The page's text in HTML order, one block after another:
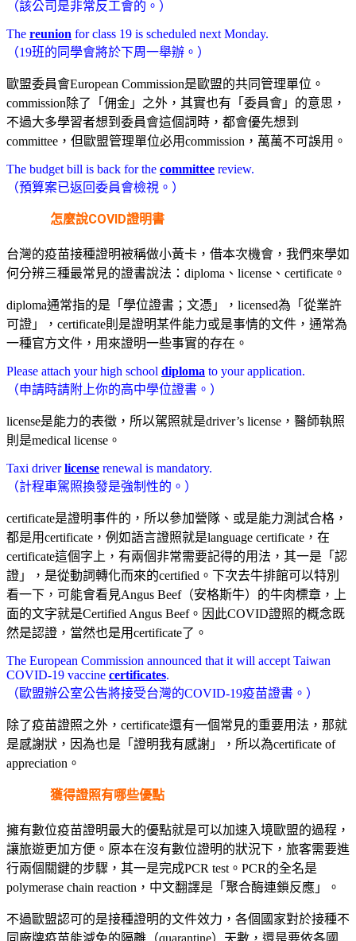
（該公司是非常反工會的。）
The reunion for class 19 is scheduled next Monday.
（19班的同學會將於下周一舉辦。）
歐盟委員會European Commission是歐盟的共同管理單位。
commission除了「佣金」之外，其實也有「委員會」的意思，
不過大多學習者想到委員會這個詞時，都會優先想到
committee，但歐盟管理單位必用commission，萬萬不可誤用。
The budget bill is back for the committee review.
（預算案已返回委員會檢視。）
怎麼說COVID證明書
台灣的疫苗接種證明被稱做小黃卡，借本次機會，我們來學如
何分辨三種最常見的證書說法：diploma、license、certificate。
diploma通常指的是「學位證書；文憑」，licensed為「從業許
可證」，certificate則是證明某件能力或是事情的文件，通常為
一種官方文件，用來證明一些事實的存在。
Please attach your high school diploma to your application.
（申請時請附上你的高中學位證書。）
license是能力的表徵，所以駕照就是driver’s license，醫師執照
則是medical license。
Taxi driverlicense renewal is mandatory.
（計程車駕照換發是強制性的。）
certificate是證明事件的，所以參加營隊、或是能力測試合格，
都是用certificate，例如語言證照就是language certificate，在
certificate這個字上，有兩個非常需要記得的用法，其一是「認
證」，是從動詞轉化而來的certified。下次去牛排館可以特別
看一下，可能會看見Angus Beef（安格斯牛）的牛肉標章，上
面的文字就是Certified Angus Beef。因此COVID證照的概念既
然是認證，當然也是用certificate了。
The European Commission announced that it will accept Taiwan
COVID-19 vaccine certificates.
（歐盟辦公室公告將接受台灣的COVID-19疫苗證書。）
除了疫苗證照之外，certificate還有一個常見的重要用法，那就
是感謝狀，因為也是「證明我有感謝」，所以為certificate of
appreciation。
獲得證照有哪些優點
擁有數位疫苗證明最大的優點就是可以加速入境歐盟的過程，
讓旅遊更加方便。原本在沒有數位證明的狀況下，旅客需要進
行兩個關鍵的步驟，其一是完成PCR test。PCR的全名是
polymerase chain reaction，中文翻譯是「聚合酶連鎖反應」。
不過歐盟認可的是接種證明的文件效力，各個國家對於接種不